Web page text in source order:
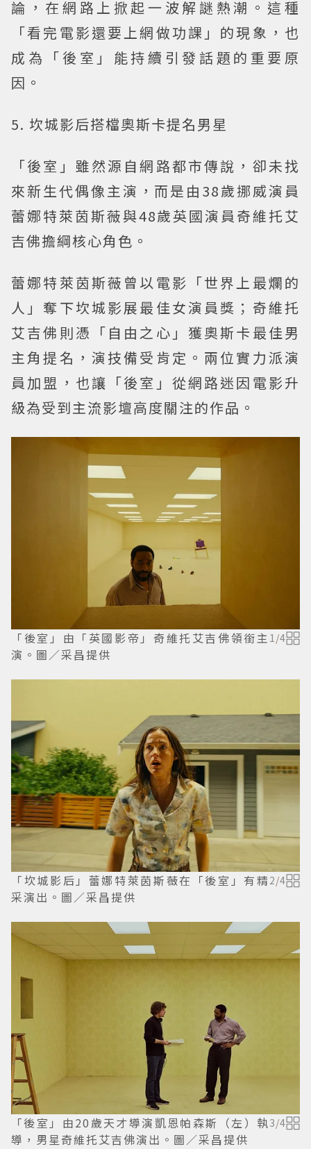
論，在網路上掀起一波解謎熱潮。這種
「看完電影還要上網做功課」的現象，也
成為「後室」能持續引發話題的重要原
因。
5. 坎城影后搭檔奧斯卡提名男星
「後室」雖然源自網路都市傳說，卻未找
來新生代偶像主演，而是由38歲挪威演員
蕾娜特萊茵斯薇與48歲英國演員奇維托艾
吉佛擔綱核心角色。
蕾娜特萊茵斯薇曾以電影「世界上最爛的
人」奪下坎城影展最佳女演員獎；奇維托
艾吉佛則憑「自由之心」獲奧斯卡最佳男
主角提名，演技備受肯定。兩位實力派演
員加盟，也讓「後室」從網路迷因電影升
級為受到主流影壇高度關注的作品。
「後室」由「英國影帝」奇維托艾吉佛領銜主
演。圖／采昌提供
1/4
「坎城影后」蕾娜特萊茵斯薇在「後室」有精
采演出。圖／采昌提供
2/4
「後室」由20歲天才導演凱恩帕森斯（左）執
導，男星奇維托艾吉佛演出。圖／采昌提供
3/4